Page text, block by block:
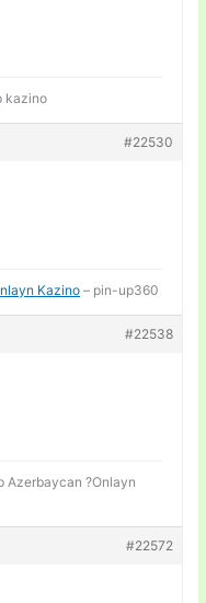
kazino
#22530
Kazino– pin-up360
#22538
Azerbaycan ?Onlayn
#22572